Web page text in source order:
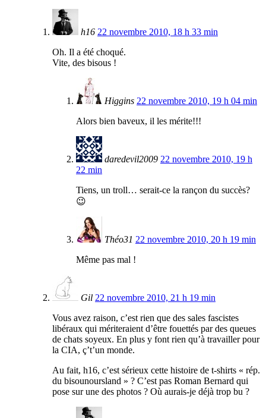
h16 22 novembre 2010, 18 h 33 min
Oh. Il a été choqué.
Vite, des bisous !
Higgins 22 novembre 2010, 19 h 04 min
Alors bien baveux, il les mérite!!!
daredevil2009 22 novembre 2010, 19 h
22 min
Tiens, un troll… serait-ce la rançon du succès?
😉
Théo31 22 novembre 2010, 20 h 19 min
Même pas mal !
Gil 22 novembre 2010, 21 h 19 min
Vous avez raison, c’est rien que des sales fascistes
libéraux qui mériteraient d’être fouettés par des queues
de chats soyeux. En plus y font rien qu’à travailler pour
la CIA, ç’t’un monde.
Au fait, h16, c’est sérieux cette histoire de t-shirts « rép.
du bisounoursland » ? C’est pas Roman Bernard qui
pose sur une des photos ? Où aurais-je déjà trop bu ?